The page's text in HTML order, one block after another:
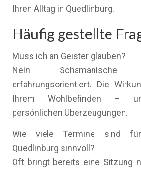
Ihren Alltag in Quedlinburg.
Häufig gestellte
Muss ich an Geister glauben?
Nein.
erfahrungsorientiert. Die
Ihrem Wohlbefinden –
persönlichen Überzeugungen.
Wie viele Termine sind
Quedlinburg sinnvoll?
Oft bringt bereits eine Sitzung